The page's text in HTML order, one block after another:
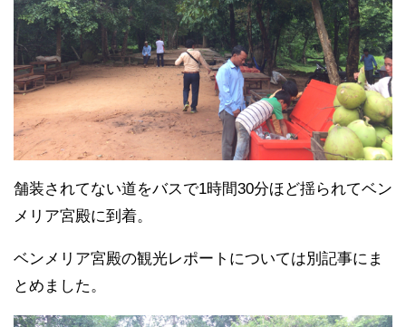
舗装されてない道をバスで1時間30分ほど揺られてベン
メリア宮殿に到着。
ベンメリア宮殿の観光レポートについては別記事にま
とめました。